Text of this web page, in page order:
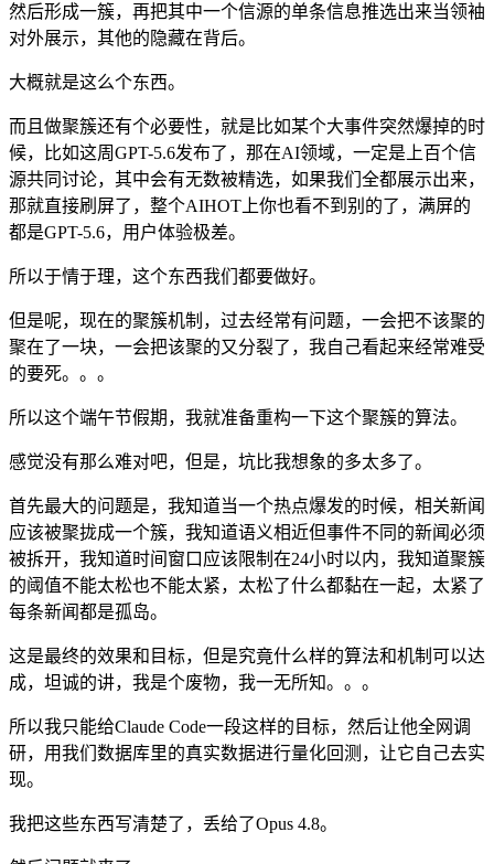
然后形成一簇，再把其中一个信源的单条信息推选出来当领袖
对外展示，其他的隐藏在背后。
大概就是这么个东西。
而且做聚簇还有个必要性，就是比如某个大事件突然爆掉的时
候，比如这周GPT-5.6发布了，那在AI领域，一定是上百个信
源共同讨论，其中会有无数被精选，如果我们全都展示出来，
那就直接刷屏了，整个AIHOT上你也看不到别的了，满屏的
都是GPT-5.6，用户体验极差。
所以于情于理，这个东西我们都要做好。
但是呢，现在的聚簇机制，过去经常有问题，一会把不该聚的
聚在了一块，一会把该聚的又分裂了，我自己看起来经常难受
的要死。。。
所以这个端午节假期，我就准备重构一下这个聚簇的算法。
感觉没有那么难对吧，但是，坑比我想象的多太多了。
首先最大的问题是，我知道当一个热点爆发的时候，相关新闻
应该被聚拢成一个簇，我知道语义相近但事件不同的新闻必须
被拆开，我知道时间窗口应该限制在24小时以内，我知道聚簇
的阈值不能太松也不能太紧，太松了什么都黏在一起，太紧了
每条新闻都是孤岛。
这是最终的效果和目标，但是究竟什么样的算法和机制可以达
成，坦诚的讲，我是个废物，我一无所知。。。
所以我只能给Claude Code一段这样的目标，然后让他全网调
研，用我们数据库里的真实数据进行量化回测，让它自己去实
现。
我把这些东西写清楚了，丢给了Opus 4.8。